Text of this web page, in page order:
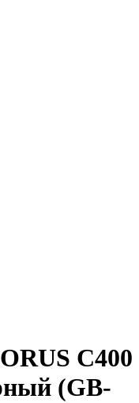
C400
(GB-